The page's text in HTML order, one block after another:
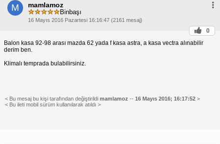
M mamlamoz
Binbaşı
16 Mayıs 2016 Pazartesi 16:16:47 (2161 mesaj)
0
Balon kasa 92-98 arası mazda 62 yada f kasa astra, a kasa vectra alınabilir
derim ben.
Klimalı temprada bulabilirsiniz.
< Bu mesaj bu kişi tarafından değiştirildi mamlamoz -- 16 Mayıs 2016; 16:17:52 >
< Bu ileti mobil sürüm kullanılarak atıldı >